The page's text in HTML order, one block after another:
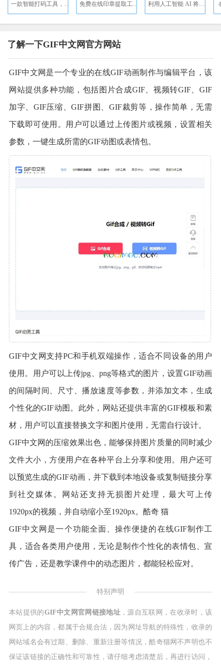
了解一下GIF中文网官方网站
GIF中文网是一个专业的在线GIF动画制作与编辑平台，该
网站提供多种功能，包括图片合成GIF、视频转GIF、GIF
加字、GIF压缩、GIF拼图、GIF裁剪等，操作简单，无需
下载即可使用。用户可以通过上传图片或视频，设置相关
参数，一键生成所需的GIF动图或表情包。
GIF中文网支持PC和手机双端操作，适合不同设备的用户
使用。用户可以上传jpg、png等格式的图片，设置GIF动画
的间隔时间、尺寸、播放速度等参数，并添加文本，生成
个性化的GIF动图。此外，网站还提供丰富的GIF模板和素
材，用户可以直接替换文字和图片使用，无需自行设计。
GIF中文网的压缩效果出色，能够保持图片质量的同时减少
文件大小，方便用户在各种平台上分享和使用。用户还可
以预览生成的GIF动画，并下载到本地设备或复制链接分享
到社交媒体。网站还支持无损图片处理，最大可上传
1920px的视频，并自动缩小至1920px。酷奇 猫
GIF中文网是一个功能全面、操作便捷的在线GIF制作工
具，适合各类用户使用，无论是制作个性化的表情包、宣
传广告，还是教学课件中的动态图片，都能轻松应对。
特别声明
本站提供的GIF中文网官网链接地址 ，源自互联网，在收录时，该
网页上的内容，都属于合规合法，因为网址导航的特殊性，收录的
网站域名会有过期、删除、重新注册等情况，酷奇猫网不声明也不
保证该链接的正确性和可靠性，请仔细考虑清楚后，再进行访问，